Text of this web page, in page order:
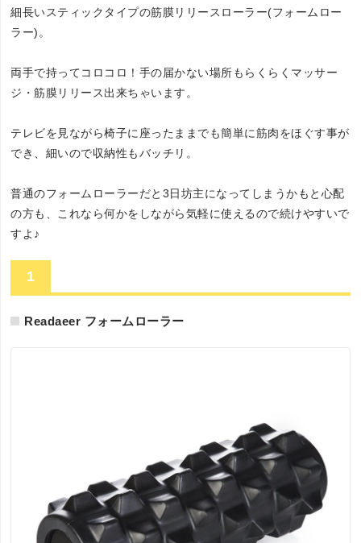
細長いスティックタイプの筋膜リリースローラー(フォームロー
ラー)。
両手で持ってコロコロ！手の届かない場所もらくらくマッサー
ジ・筋膜リリース出来ちゃいます。
テレビを見ながら椅子に座ったままでも簡単に筋肉をほぐす事が
でき、細いので収納性もバッチリ。
普通のフォームローラーだと3日坊主になってしまうかもと心配
の方も、これなら何かをしながら気軽に使えるので続けやすいで
すよ♪
1
Readaeer フォームローラー